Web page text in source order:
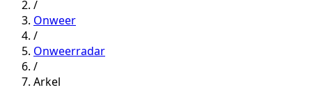
/
Onweer
/
Onweerradar
/
Arkel